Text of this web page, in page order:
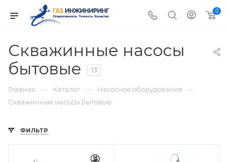
0
Скважинные насосы
бытовые
13
Главная — Каталог — Насосное оборудование —
Скважинные насосы бытовые
ФИЛЬТР